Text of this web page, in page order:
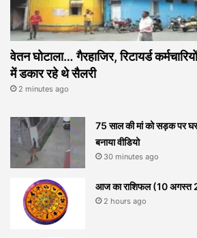
वेतन घोटाला… गैरहाजिर, रिटायर्ड
में डकार रहे थे सैलरी
2 minutes ago
75 साल की मां को सड़क पर
बनाया वीडियो
30 minutes ago
आज का राशिफल (10 अगस्त
2 hours ago